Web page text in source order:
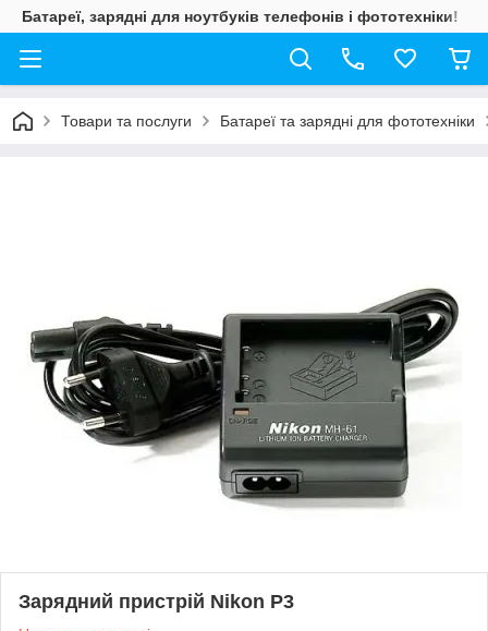
Батареї, зарядні для ноутбуків телефонів і фототехніки!
Товари та послуги Батареї та зарядні для фототехніки
Зарядний пристрій Nikon P3